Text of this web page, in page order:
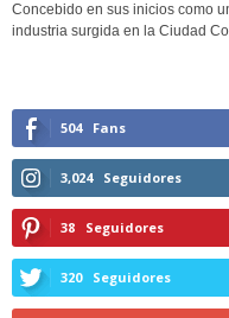
Concebido en sus inicios como
industria surgida en la Ciudad
504 Fans
3,024 Seguidores
38 Seguidores
320 Seguidores